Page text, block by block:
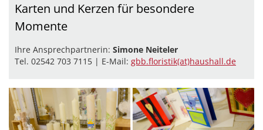
Karten und Kerzen für besondere
Momente
Ihre Ansprechpartnerin: Simone Neiteler
Tel. 02542 703 7115 | E-Mail: gbb.floristik(at)haushall.de